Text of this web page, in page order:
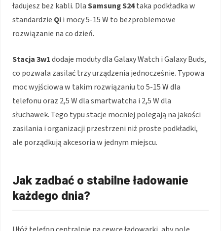
ładujesz bez kabli. DlaSamsung S24taka podkładka w
standardzie Qii mocy 5-15 W to bezproblemowe
rozwiązanie na co dzień.
Stacja 3w1dodaje moduły dla Galaxy Watch i Galaxy Buds,
co pozwala zasilać trzy urządzenia jednocześnie. Typowa
moc wyjściowa w takim rozwiązaniu to 5-15 W dla
telefonu oraz 2,5 W dla smartwatcha i 2,5 W dla
słuchawek. Tego typu stacje mocniej polegają na jakości
zasilania i organizacji przestrzeni niż proste podkładki,
ale porządkują akcesoria w jednym miejscu.
Jak zadbać o stabilne ładowanie
każdego dnia?